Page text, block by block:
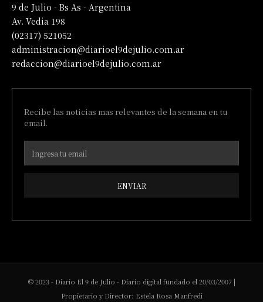
9 de Julio - Bs As - Argentina
Av. Vedia 198
(02317) 521052
administracion@diarioel9dejulio.com.ar
redaccion@diarioel9dejulio.com.ar
Recibe las noticias mas relevantes de la semana en tu
email.
ENVIAR
© 2023 - Diario El 9 de Julio - Diario digital fundado el 20/03/2007 |
Propietario y Director: Estela Rosa Manfredi